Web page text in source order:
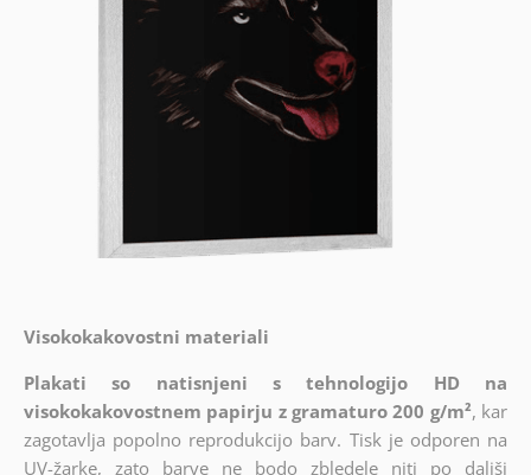
Visokokakovostni materiali
Plakati so natisnjeni s tehnologijo HD na
visokokakovostnem papirju z gramaturo 200 g/m², kar
zagotavlja popolno reprodukcijo barv. Tisk je odporen na
UV-žarke, zato barve ne bodo zbledele niti po daljši